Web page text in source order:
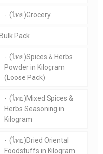
(ไทย)Grocery
Bulk Pack
(ไทย)Spices & Herbs
Powder in Kilogram
(Loose Pack)
(ไทย)Mixed Spices &
Herbs Seasoning in
Kilogram
(ไทย)Dried Oriental
Foodstuffs in Kilogram